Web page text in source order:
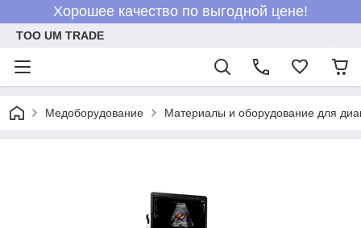
Хорошее качество по выгодной цене!
ТОО UM TRADE
Медоборудование Материалы и оборудование для